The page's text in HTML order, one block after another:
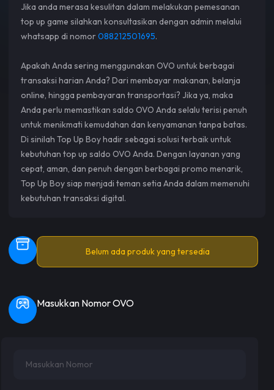
Jika anda merasa kesulitan dalam melakukan pemesanan
top up game silahkan konsultasikan dengan admin melalui
whatsapp di nomor088212501695.
Apakah Anda sering menggunakan OVO untuk berbagai
transaksi harian Anda? Dari membayar makanan, belanja
online, hingga pembayaran transportasi? Jika ya, maka
Anda perlu memastikan saldo OVO Anda selalu terisi penuh
untuk menikmati kemudahan dan kenyamanan tanpa batas.
Di sinilah Top Up Boy hadir sebagai solusi terbaik untuk
kebutuhan top up saldo OVO Anda. Dengan layanan yang
cepat, aman, dan penuh dengan berbagai promo menarik,
Top Up Boy siap menjadi teman setia Anda dalam memenuhi
kebutuhan transaksi digital.
Belum ada produk yang tersedia
Masukkan Nomor OVO